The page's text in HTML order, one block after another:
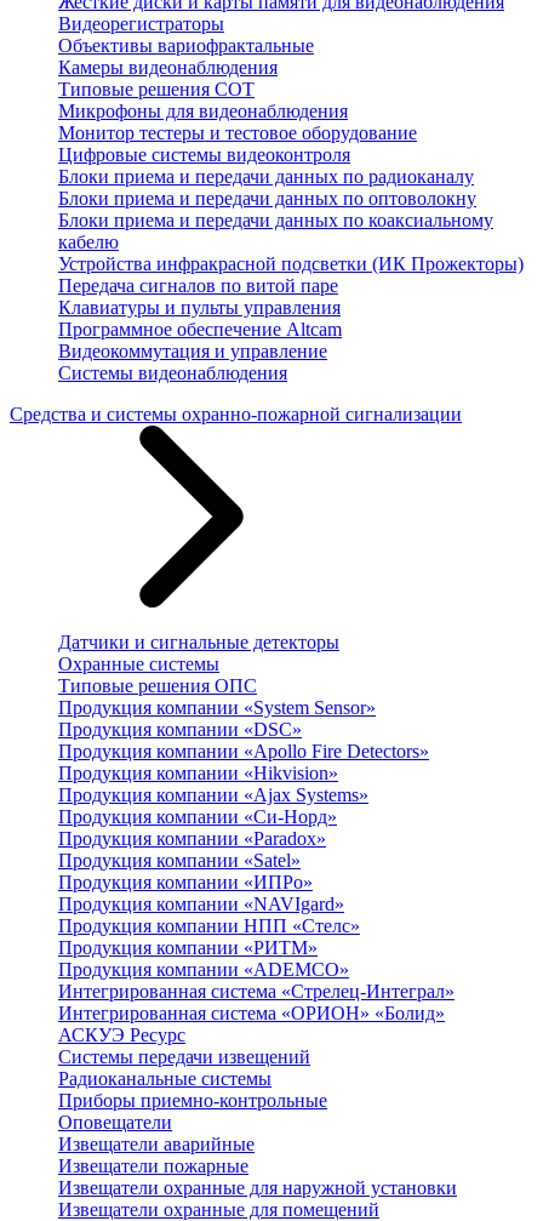
Видеорегистраторы
Объективы вариофрактальные
Камеры видеонаблюдения
Типовые решения СОТ
Микрофоны для видеонаблюдения
Монитор тестеры и тестовое оборудование
Цифровые системы видеоконтроля
Блоки приема и передачи данных по радиоканалу
Блоки приема и передачи данных по оптоволокну
Блоки приема и передачи данных по коаксиальному
кабелю
Устройства инфракрасной подсветки (ИК Прожекторы)
Передача сигналов по витой паре
Клавиатуры и пульты управления
Программное обеспечение Altcam
Видеокоммутация и управление
Системы видеонаблюдения
Средства и системы охранно-пожарной сигнализации
Датчики и сигнальные детекторы
Охранные системы
Типовые решения ОПС
Продукция компании «System Sensor»
Продукция компании «DSC»
Продукция компании «Apollo Fire Detectors»
Продукция компании «Hikvision»
Продукция компании «Ajax Systems»
Продукция компании «Си-Норд»
Продукция компании «Paradox»
Продукция компании «Satel»
Продукция компании «ИПРо»
Продукция компании «NAVIgard»
Продукция компании НПП «Стелс»
Продукция компании «РИТМ»
Продукция компании «ADEMCO»
Интегрированная система «Стрелец-Интеграл»
Интегрированная система «ОРИОН» «Болид»
АСКУЭ Ресурс
Системы передачи извещений
Радиоканальные системы
Приборы приемно-контрольные
Оповещатели
Извещатели аварийные
Извещатели пожарные
Извещатели охранные для наружной установки
Извещатели охранные для помещений